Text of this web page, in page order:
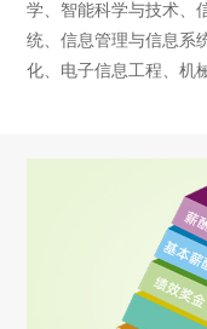
学、智能科学与技术、
统、信息管理与信息系
化、电子信息工程、机